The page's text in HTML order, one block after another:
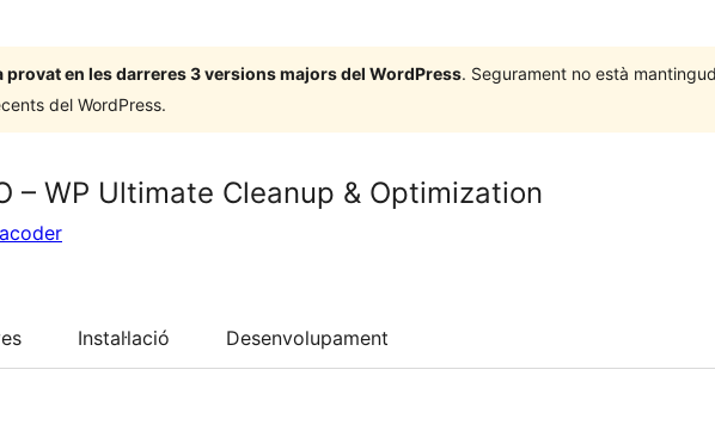
provat en les darreres 3 versions majors del WordPress. Segurament no està
del WordPress.
– WP Ultimate Cleanup & Optimization
Instal·lació Desenvolupament